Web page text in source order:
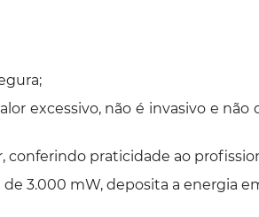
excessivo, não é invasivo e
conferindo praticidade ao
3.000 mW, deposita a energia